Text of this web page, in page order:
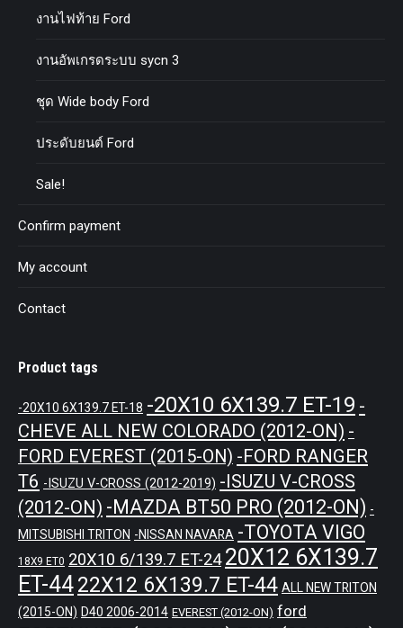
งานไฟท้าย Ford
งานอัพเกรดระบบ sycn 3
ชุด Wide body Ford
ประดับยนต์ Ford
Sale!
Confirm payment
My account
Contact
Product tags
-20X10 6X139.7 ET-18 -20X10 6X139.7 ET-19 -
CHEVE ALL NEW COLORADO (2012-ON) -
FORD EVEREST (2015-ON) -FORD RANGER
T6 -ISUZU V-CROSS (2012-2019) -ISUZU V-CROSS
(2012-ON) -MAZDA BT50 PRO (2012-ON) -
MITSUBISHI TRITON -NISSAN NAVARA -TOYOTA VIGO
18X9 ET0 20X10 6/139.7 ET-24 20X12 6X139.7
ET-4422X12 6X139.7 ET-44 ALL NEW TRITON
(2015-ON) D40 2006-2014 EVEREST (2012-ON) ford